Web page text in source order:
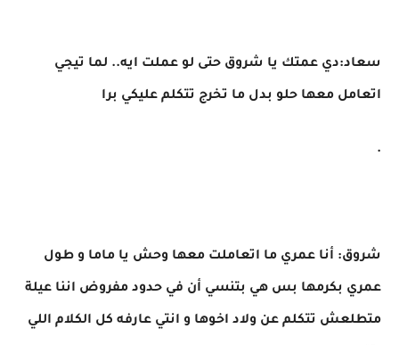
سعاد:دي عمتك يا شروق حتى لو عملت ايه.. لما تيجي
اتعامل معها حلو بدل ما تخرج تتكلم عليكي برا
.
شروق: أنا عمري ما اتعاملت معها وحش يا ماما و طول
عمري بكرمها بس هي بتنسي أن في حدود مفروض اننا عيلة
متطلعش تتكلم عن ولاد اخوها و انتي عارفه كل الكلام اللي